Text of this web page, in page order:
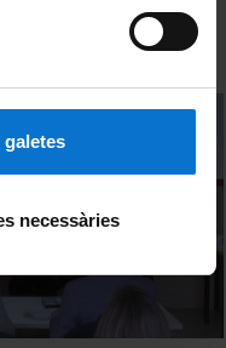
galetes
necessàries
de primària i
i del castellà.